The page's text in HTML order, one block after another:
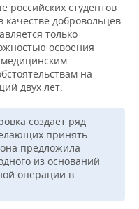
российских студентов
добровольцев.
только
освоения
на
двух лет.
создает ряд
принять
предложила
из оснований
операции в